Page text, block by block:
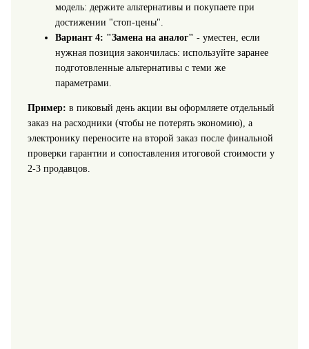
модель: держите альтернативы и покупаете при
достижении "стоп-цены".
Вариант 4: "Замена на аналог" - уместен, если
нужная позиция закончилась: используйте заранее
подготовленные альтернативы с теми же
параметрами.
Пример: в пиковый день акции вы оформляете отдельный
заказ на расходники (чтобы не потерять экономию), а
электронику переносите на второй заказ после финальной
проверки гарантии и сопоставления итоговой стоимости у
2-3 продавцов.